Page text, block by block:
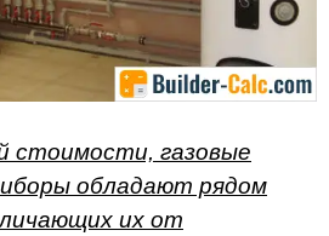
стоимости, газовые
обладают рядом
их от